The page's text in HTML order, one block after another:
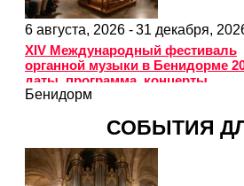
6 августа, 2026 -31 декабря,
XIV Международный фестиваль
органной музыки в Бенидорме
даты, программа, концерты
Бенидорм
СОБЫТИЯ